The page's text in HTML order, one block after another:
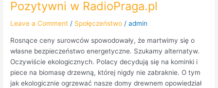
Pozytywni w RadioPraga.pl
Leave a Comment / Społęczeństwo /admin
Rosnące ceny surowców spowodowały, że martwimy się o
własne bezpieczeństwo energetyczne. Szukamy alternatyw.
Oczywiście ekologicznych. Polacy decydują się na kominki i
piece na biomasę drzewną, której nigdy nie zabraknie. O tym
jak ekologicznie ogrzewać nasze domy drewnem opowiedział